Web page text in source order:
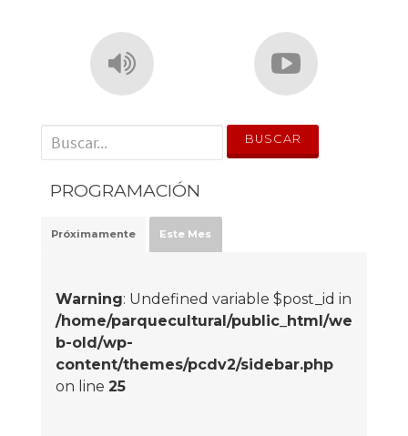
' . __('Search for:') . '
PROGRAMACIÓN
Próximamente Este Mes
Warning: Undefined variable $post_id in
/home/parquecultural/public_html/we
b-old/wp-
content/themes/pcdv2/sidebar.php
on line 25